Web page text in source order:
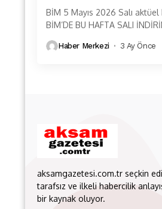
BİM 5 Mayıs 2026 Salı
BİM’DE BU HAFTA SALI
Haber Merkezi 3 Ay Önce
aksamgazetesi.com.tr seçkin
tarafsız ve ilkeli habercilik
bir kaynak oluyor.